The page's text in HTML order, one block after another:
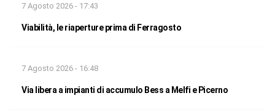
7 Agosto 2026 - 17:43
Viabilità, le riaperture prima di Ferragosto
7 Agosto 2026 - 16:48
Via libera a impianti di accumulo Bess a Melfi e Picerno